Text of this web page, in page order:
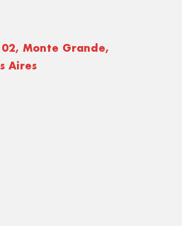
Monte Grande,
Aires